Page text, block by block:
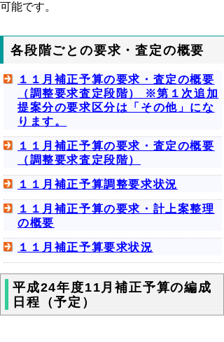
可能です。
各段階ごとの要求・査定の概要
１１月補正予算の要求・査定の概要
（調整要求査定段階） ※第１次追加
提案分の要求区分は「その他」にな
ります。
１１月補正予算の要求・査定の概要
（調整要求査定段階）
１１月補正予算調整要求状況
１１月補正予算の要求・計上案整理
の概要
１１月補正予算要求状況
平成24年度11月補正予算の編成
日程（予定）